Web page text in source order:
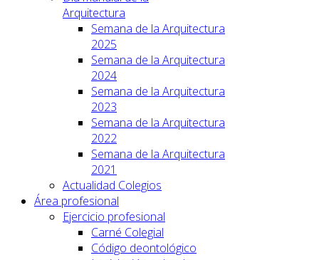
Arquitectura
Semana de la Arquitectura
2025
Semana de la Arquitectura
2024
Semana de la Arquitectura
2023
Semana de la Arquitectura
2022
Semana de la Arquitectura
2021
Actualidad Colegios
Área profesional
Ejercicio profesional
Carné Colegial
Código deontológico